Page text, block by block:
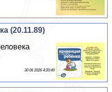
(20.11.89)
30 06 2026 4:20:49